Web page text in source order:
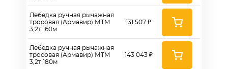
Лебедка ручная рычажная
тросовая (Армавир) МТМ
3,2т 160м
Лебедка ручная рычажная
тросовая (Армавир) МТМ
3,2т 180м
131 507 ₽
143 043 ₽